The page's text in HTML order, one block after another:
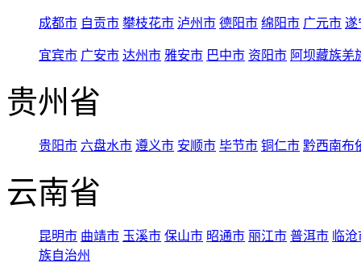
成都市 自贡市 攀枝花市 泸州市 德阳市 绵阳市 广元市 遂
宜宾市 广安市 达州市 雅安市 巴中市 资阳市 阿坝藏族羌
贵州省
贵阳市 六盘水市 遵义市 安顺市 毕节市 铜仁市 黔西南布
云南省
昆明市 曲靖市 玉溪市 保山市 昭通市 丽江市 普洱市 临
族自治州